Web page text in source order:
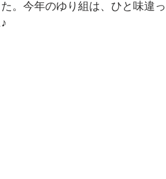
。今年のゆり組は、ひと味違っ